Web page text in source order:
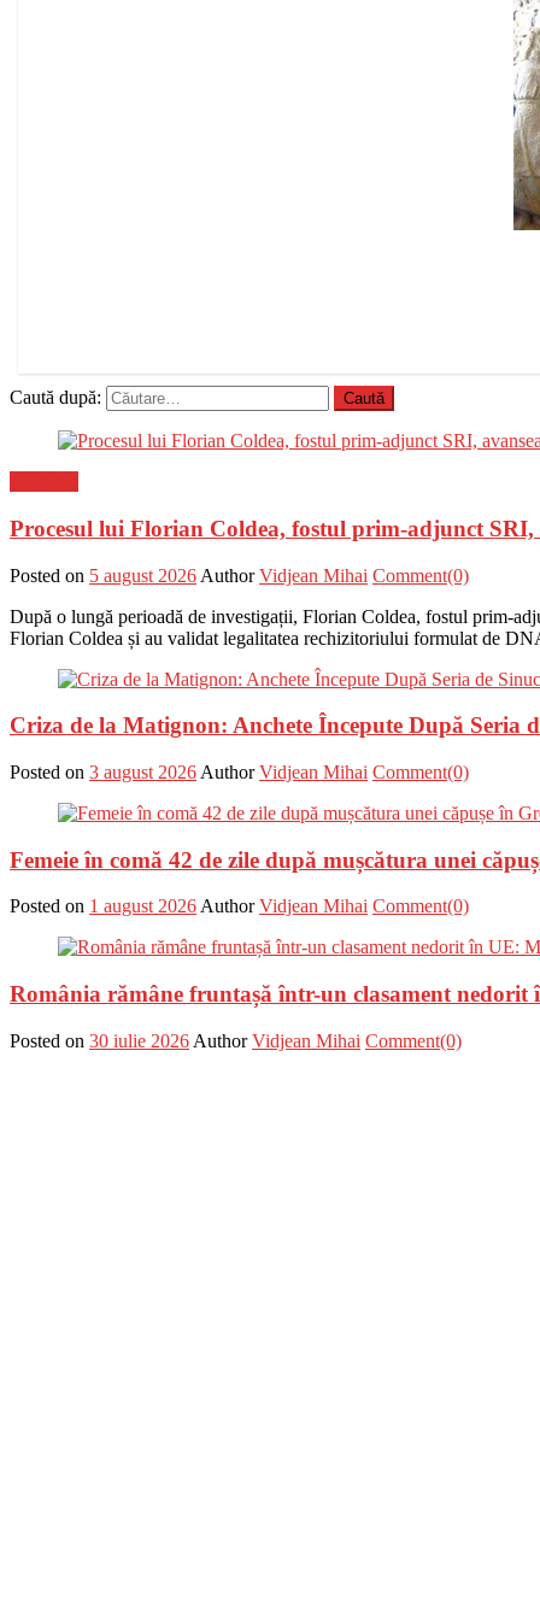
Caută după:
Procesul lui Florian Coldea, fostul prim-adjunct
Posted on 5 august 2026 Author Vidjean Mihai Comment(0)
După o lungă perioadă de investigații, Florian Coldea, fostul prim-
Florian Coldea și au validat legalitatea rechizitoriului formulat de
Criza de la Matignon: Anchete Începute După Seria
Posted on 3 august 2026 Author Vidjean Mihai Comment(0)
Femeie în comă 42 de zile după mușcătura unei
Posted on 1 august 2026 Author Vidjean Mihai Comment(0)
România rămâne fruntașă într-un clasament
Posted on 30 iulie 2026 Author Vidjean Mihai Comment(0)